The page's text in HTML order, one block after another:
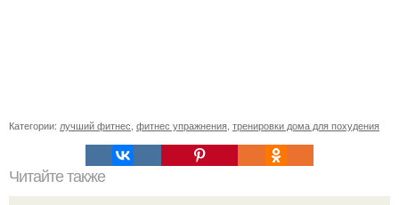
Категории: лучший фитнес фитнес упражнения тренировки дома для похудения
Читайте также